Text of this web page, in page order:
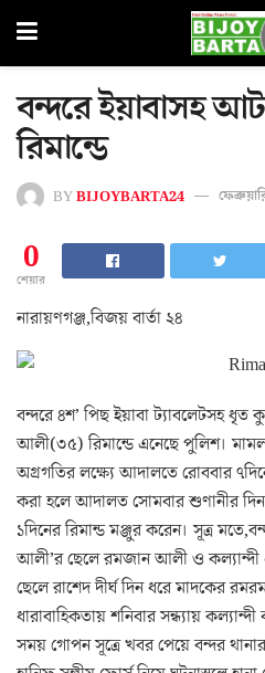
বন্দরে ইয়াবাসহ
রিমান্ডে
BYBIJOYBARTA24
0
শেয়ার
নারায়ণগঞ্জ,বিজয় বার্তা ২৪
বন্দরে ৪শ’ পিছ ইয়াবা ট্যাবলেটসহ
আলী(৩৫) রিমান্ডে এনেছে পুলিশ।
অগ্রগতির লক্ষ্যে আদালতে রোববার
করা হলে আদালত সোমবার শুণানীর দিন
১দিনের রিমান্ড মঞ্জুর করেন। সূত্র
আলী’র ছেলে রমজান আলী ও
ছেলে রাশেদ দীর্ঘ দিন ধরে মাদকের
ধারাবাহিকতায় শনিবার সন্ধ্যায় কল্যান্দী
সময় গোপন সূত্রে খবর পেয়ে বন্দর